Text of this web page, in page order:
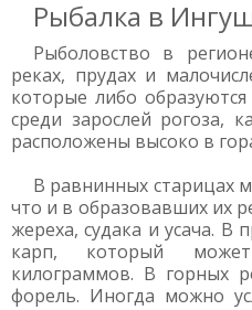
Рыбалка в
Рыболовство в
реках, прудах и
которые либо
среди зарослей рогоза,
расположены высоко в
В равнинных старицах
что и в образовавших их
жереха, судака и усача. В
карп, который
килограммов. В горных
форель. Иногда можно